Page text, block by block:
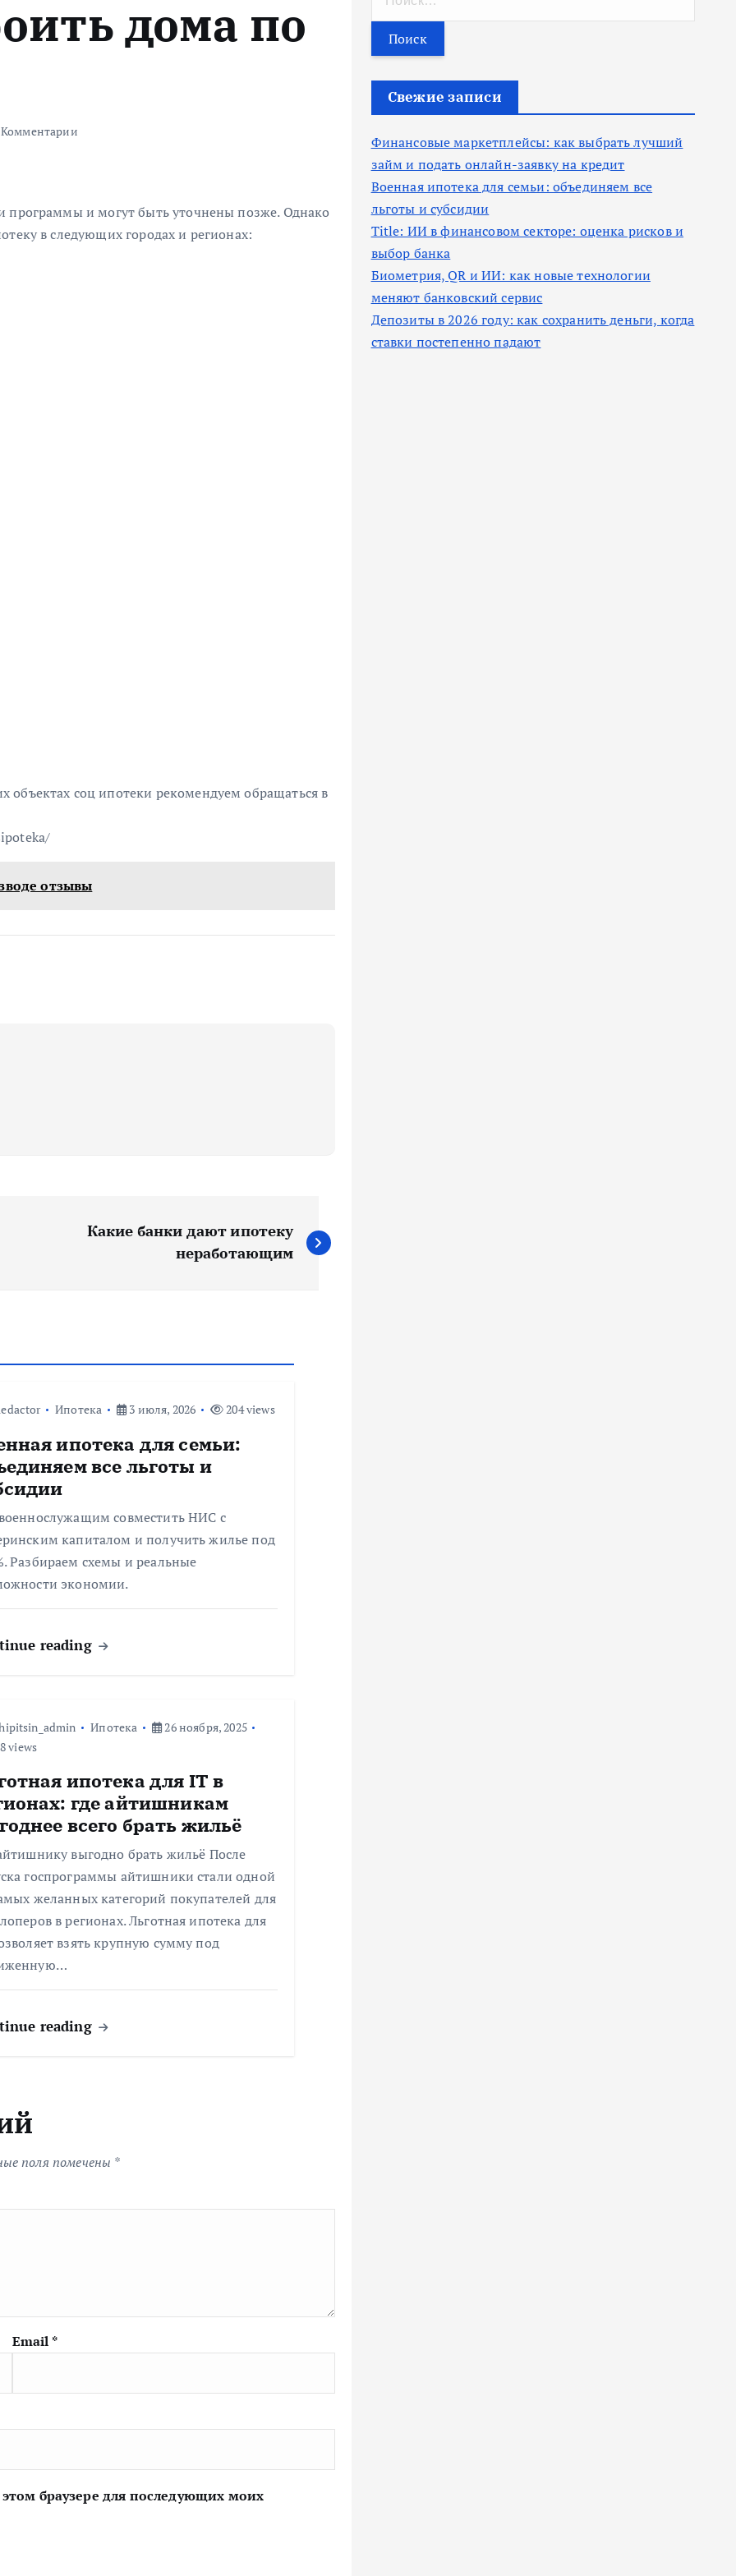
дома по
Комментарии
программы и могут быть уточнены позже. Однако
в следующих городах и регионах:
соц ипотеки рекомендуем обращаться в
отзывы
Какие банки дают ипотеку
неработающим
Ипотека 3 июля, 2026 204 views
ипотека для семьи:
все льготы и
совместить НИС с
капиталом и получить жилье под
Разбираем схемы и реальные
экономии.
reading
Ипотека
26 ноября, 2025
views
ипотека для IT в
где айтишникам
всего брать жильё
выгодно брать жильё После
госпрограммы айтишники стали одной
желанных категорий покупателей для
в регионах. Льготная ипотека для
взять крупную сумму под
reading
поля помечены *
Email *
браузере для последующих моих
т
и
Свежие записи
Финансовые маркетплейсы: как выбрать лучший
займ и подать онлайн-заявку на кредит
Военная ипотека для семьи: объединяем все
льготы и субсидии
Title: ИИ в финансовом секторе: оценка рисков и
выбор банка
Биометрия, QR и ИИ: как новые технологии
меняют банковский сервис
Депозиты в 2026 году: как сохранить деньги, когда
ставки постепенно падают